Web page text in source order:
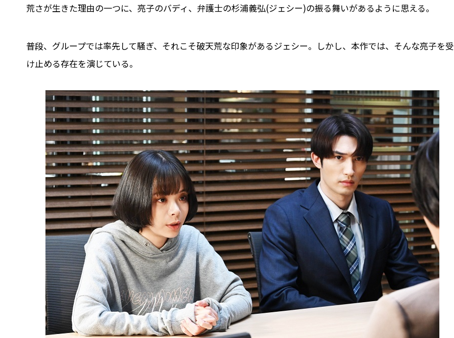
荒さが生きた理由の一つに、亮子のバディ、弁護士の杉浦義弘(ジェシー)の振る舞いがあるように思える。
普段、グループでは率先して騒ぎ、それこそ破天荒な印象があるジェシー。しかし、本作では、そんな亮子を受
け止める存在を演じている。